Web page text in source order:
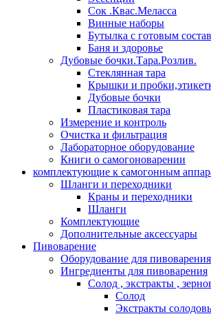
Сок .Квас.Меласса
Винные наборы
Бутылка с готовым
Баня и здоровье
Дубовые бочки.Тара.Розлив.
Стеклянная тара
Крышки и
Дубовые бочки
Пластиковая тара
Измерение и контроль
Очистка и фильтрация
Лабораторное оборудование
Книги о самогоноварении
комплектующие к самогонным
Шланги и переходники
Краны и переходники
Шланги
Комплектующие
Дополнительные аксессуары
Пивоварение
Оборудование для пивоварения
Ингредиенты для пивоварения
Солод , экстракты ,
Солод
Экстракты